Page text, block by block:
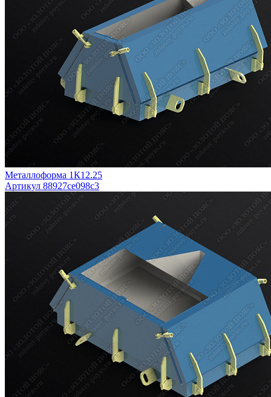
Металлоформа 1К12.25
Артикул 88927ce098c3